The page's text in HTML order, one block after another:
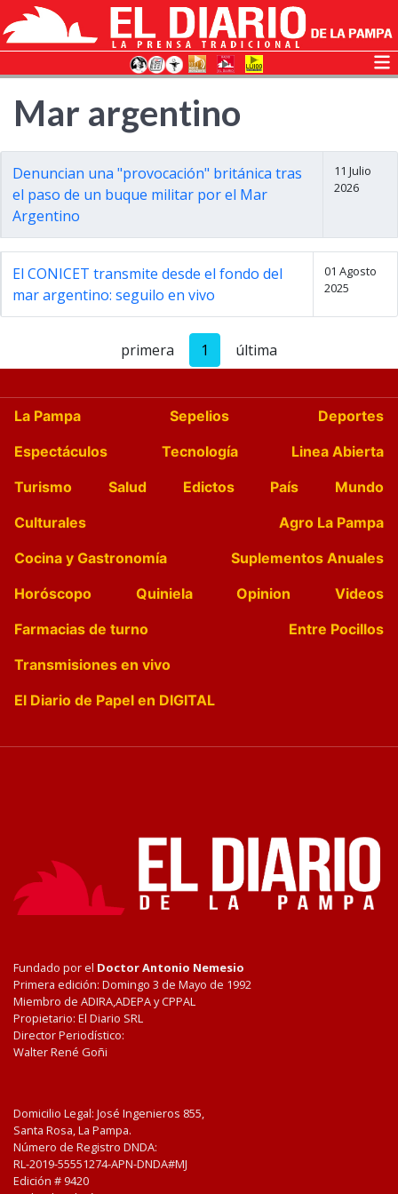
Mar argentino
Denuncian una "provocación" británica tras
el paso de un buque militar por el Mar
Argentino
11 Julio
2026
El CONICET transmite desde el fondo del
mar argentino: seguilo en vivo
01 Agosto
2025
primera 1 última
La Pampa Sepelios
Deportes
Espectáculos
Tecnología
Linea Abierta
Turismo
Salud Edictos País
Mundo
Culturales
Agro La Pampa
Cocina y Gastronomía
Suplementos Anuales
Horóscopo
Quiniela Opinion
Videos
Farmacias de turno
Entre Pocillos
Transmisiones en vivo
El Diario de Papel en DIGITAL
Fundado por el Doctor Antonio Nemesio
Primera edición: Domingo 3 de Mayo de 1992
Miembro de ADIRA,ADEPA y CPPAL
Propietario: El Diario SRL
Director Periodístico:
Walter René Goñi
Domicilio Legal: José Ingenieros 855,
Santa Rosa, La Pampa.
Número de Registro DNDA:
RL-2019-55551274-APN-DNDA#MJ
Edición # 9420